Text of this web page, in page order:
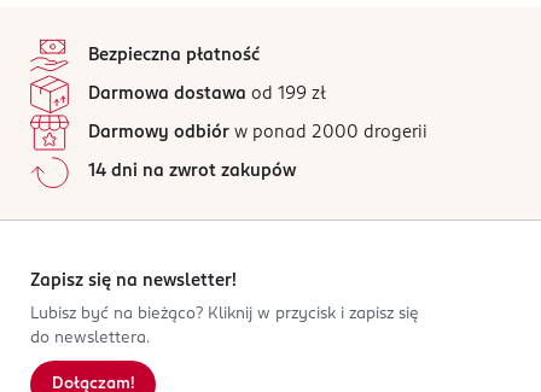
Bezpieczna płatność
Darmowa dostawa od 199 zł
Darmowy odbiór w ponad 2000 drogerii
14 dni na zwrot zakupów
Zapisz się na newsletter!
Lubisz być na bieżąco? Kliknij w przycisk i zapisz się
do newslettera.
Dołączam!